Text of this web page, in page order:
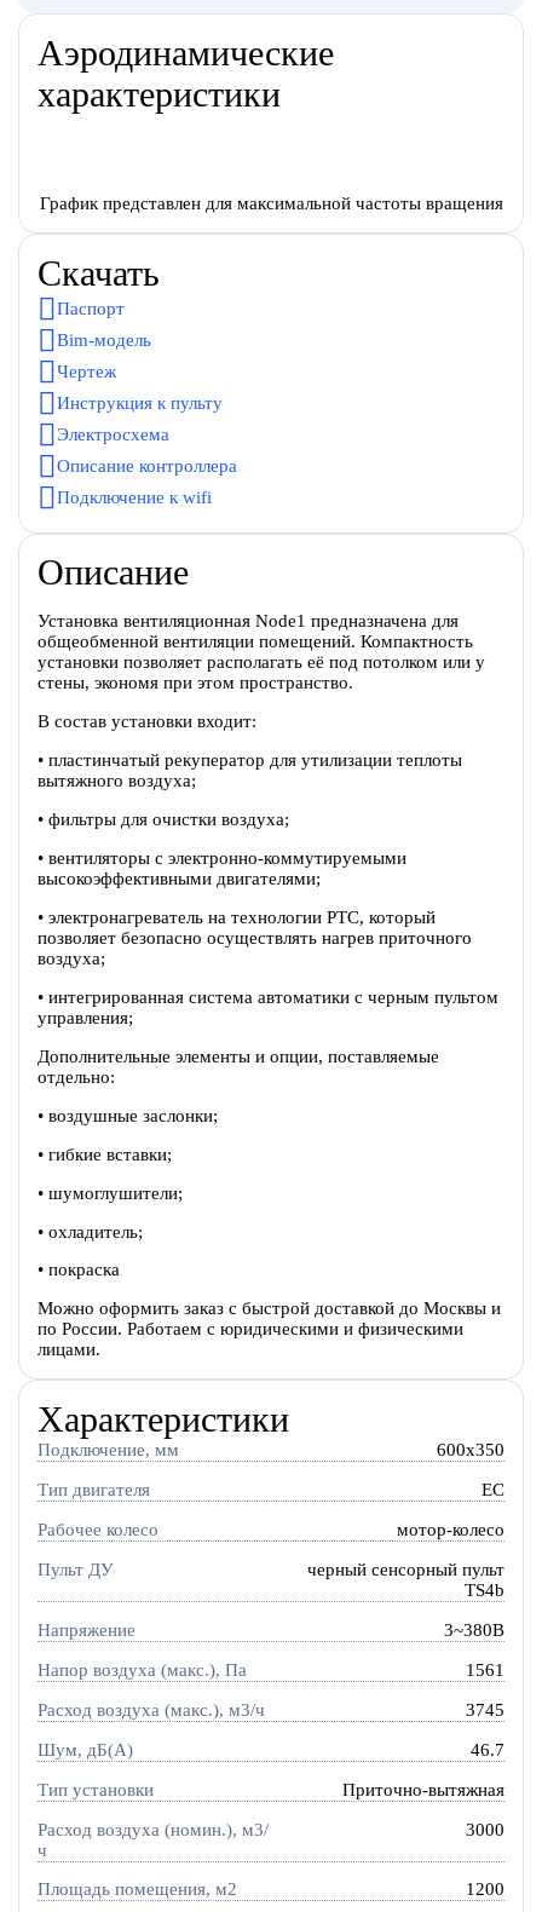
Аэродинамические
характеристики
График представлен для максимальной частоты вращения
Скачать
Паспорт
Bim-модель
Чертеж
Инструкция к пульту
Электросхема
Описание контроллера
Подключение к wifi
Описание
Установка вентиляционная Node1 предназначена для
общеобменной вентиляции помещений. Компактность
установки позволяет располагать её под потолком или у
стены, экономя при этом пространство.
В состав установки входит:
• пластинчатый рекуператор для утилизации теплоты
вытяжного воздуха;
• фильтры для очистки воздуха;
• вентиляторы c электронно-коммутируемыми
высокоэффективными двигателями;
• электронагреватель на технологии PTC, который
позволяет безопасно осуществлять нагрев приточного
воздуха;
• интегрированная система автоматики с черным пультом
управления;
Дополнительные элементы и опции, поставляемые
отдельно:
• воздушные заслонки;
• гибкие вставки;
• шумоглушители;
• охладитель;
• покраска
Можно оформить заказ с быстрой доставкой до Москвы и
по России. Работаем с юридическими и физическими
лицами.
Характеристики
Подключение, мм 600x350
Тип двигателя EC
Рабочее колесо мотор-колесо
Пульт ДУ
черный сенсорный пульт
TS4b
Напряжение 3~380В
Напор воздуха (макс.), Па 1561
Расход воздуха (макс.), м3/ч 3745
Шум, дБ(А) 46.7
Тип установки Приточно-вытяжная
Расход воздуха (номин.), м3/
ч
3000
Площадь помещения, м2 1200